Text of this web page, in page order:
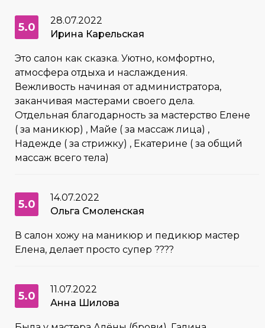
5.0
28.07.2022
Ирина Карельская
Это салон как сказка. Уютно, комфортно,
атмосфера отдыха и наслаждения.
Вежливость начиная от администратора,
заканчивая мастерами своего дела.
Отдельная благодарность за мастерство Елене
( за маникюр) , Майе ( за массаж лица) ,
Надежде ( за стрижку) , Екатерине ( за общий
массаж всего тела)
5.0
14.07.2022
Ольга Смоленская
В салон хожу на маникюр и педикюр мастер
Елена, делает просто супер ????
5.0
11.07.2022
Анна Шилова